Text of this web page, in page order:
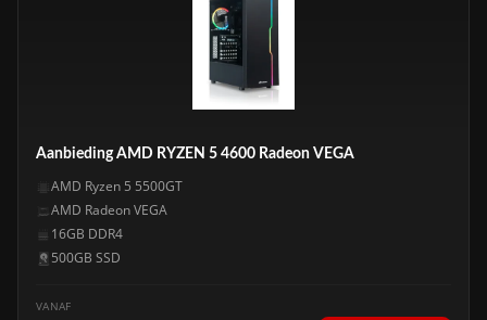
Aanbieding AMD RYZEN 5 4600 Radeon VEGA
AMD Ryzen 5 5500GT
AMD Radeon VEGA
16GB DDR4
500GB SSD
VANAF